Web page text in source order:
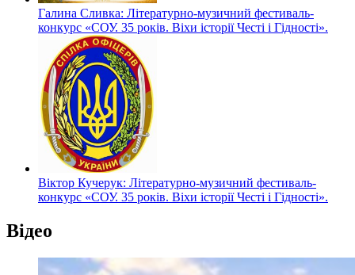
Галина Сливка: Літературно-музичний фестиваль-
конкурс «СОУ. 35 років. Віхи історії Честі і Гідності».
Віктор Кучерук: Літературно-музичний фестиваль-
конкурс «СОУ. 35 років. Віхи історії Честі і Гідності».
Відео